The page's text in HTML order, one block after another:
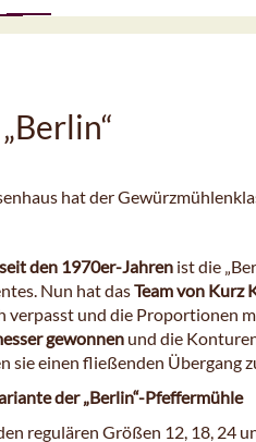
hat der
seit den 1970er-Jahren ist die
Nun hat dasTeam von Kurz
verpasst und die Proportionen
gewonnen und die
sie einen fließenden Übergang
der „Berlin“-Pfeffermühle
regulären Größen 12, 18, 24